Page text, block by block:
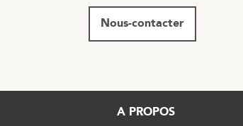
Nous-contacter
A PROPOS